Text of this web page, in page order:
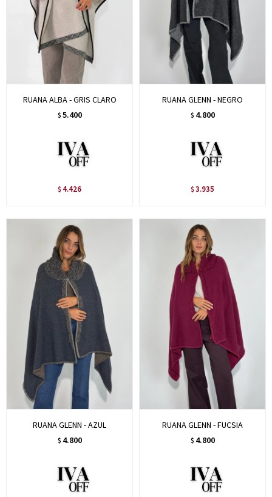
RUANA ALBA - GRIS CLARO
$ 5.400
$ 4.426
RUANA GLENN - NEGRO
$ 4.800
$ 3.935
RUANA GLENN - AZUL
$ 4.800
RUANA GLENN - FUCSIA
$ 4.800